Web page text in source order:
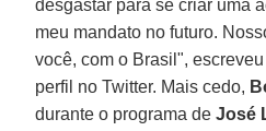
desgastar para se criar uma
meu mandato no futuro.
você, com o Brasil",
perfil no Twitter. Mais cedo,
durante o programa deJosé